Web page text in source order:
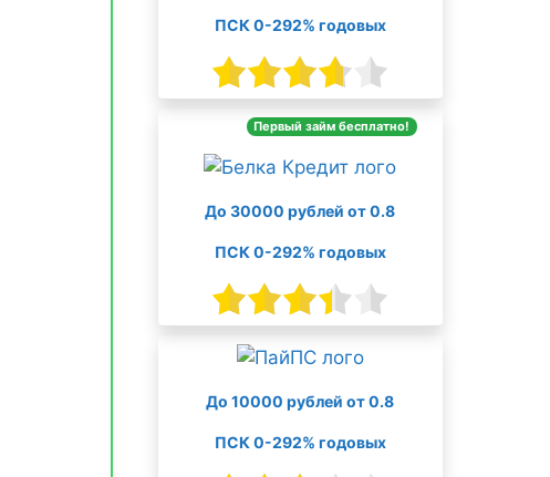
ПСК 0-292% годовых
Первый займ бесплатно!
До 30000 рублей от 0.8
ПСК 0-292% годовых
До 10000 рублей от 0.8
ПСК 0-292% годовых